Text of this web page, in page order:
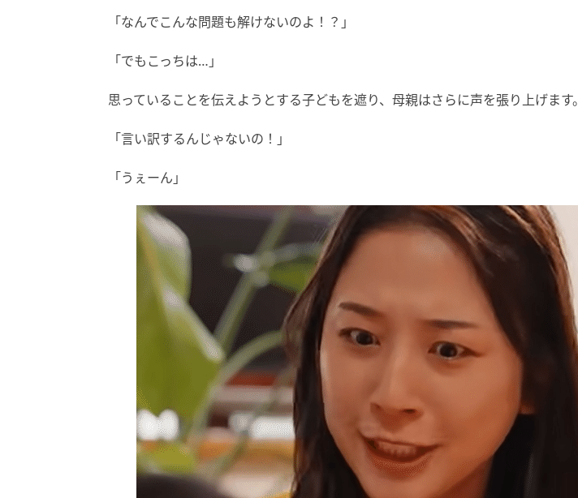
「なんでこんな問題も解けないのよ！？」
「でもこっちは…」
思っていることを伝えようとする子どもを遮り、母親はさらに声を張り上げます。
「言い訳するんじゃないの！」
「うぇーん」